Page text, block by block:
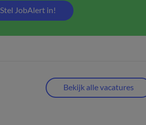
Stel JobAlert in!
Bekijk alle vacatures